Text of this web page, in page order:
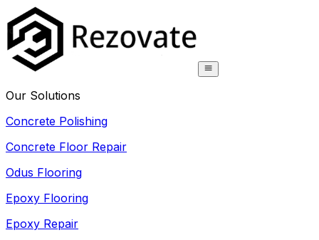
Our Solutions
Concrete Polishing
Concrete Floor Repair
Odus Flooring
Epoxy Flooring
Epoxy Repair